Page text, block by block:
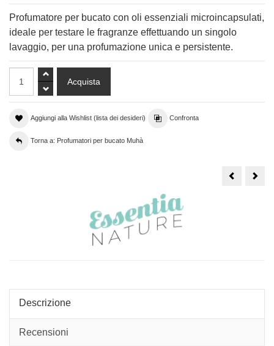
Profumatore per bucato con oli essenziali microincapsulati,
ideale per testare le fragranze effettuando un singolo
lavaggio, per una profumazione unica e persistente.
Aggiungi alla Wishlist (lista dei desideri) Confronta
Torna a: Profumatori per bucato Muhà
Profuma
Descrizione
Recensioni